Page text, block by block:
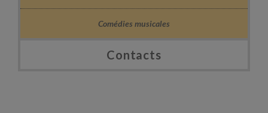
Comédies musicales
Contacts